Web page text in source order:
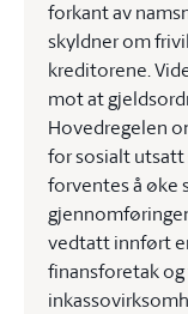
forkant av
skyldner om
kreditorene.
mot at
Hovedregelen
for sosialt
forventes å øke
vedtatt innført
finansforetak